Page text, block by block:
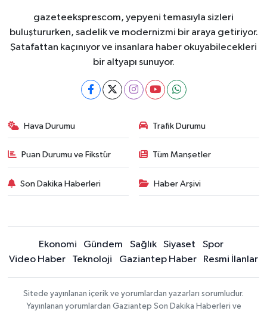
gazeteeksprescom, yepyeni temasıyla sizleri
buluştururken, sadelik ve modernizmi bir araya getiriyor.
Şatafattan kaçınıyor ve insanlara haber okuyabilecekleri
bir altyapı sunuyor.
Hava Durumu Trafik Durumu
Puan Durumu ve Fikstür Tüm Manşetler
Son Dakika Haberleri Haber Arşivi
Ekonomi Gündem Sağlık Siyaset
Spor
Video Haber
Teknoloji Gaziantep Haber Resmi İlanlar
Sitede yayınlanan içerik ve yorumlardan yazarları sorumludur.
Yayınlanan yorumlardan Gaziantep Son Dakika Haberleri ve